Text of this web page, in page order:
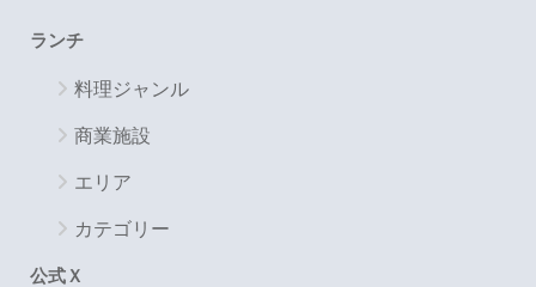
ランチ
料理ジャンル
商業施設
エリア
カテゴリー
公式Ｘ